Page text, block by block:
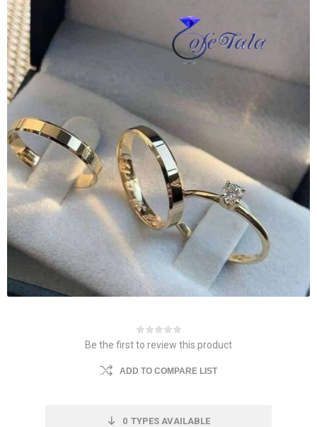
Be the first to review this product
ADD TO COMPARE LIST
0 TYPES AVAILABLE